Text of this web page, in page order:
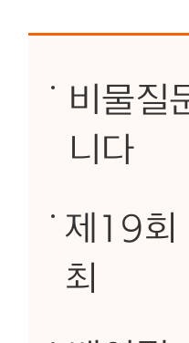
비물질
니다
제19회
최